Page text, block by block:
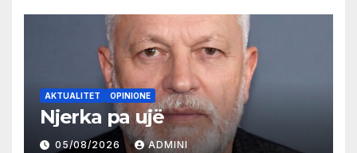
AKTUALITET OPINIONE
Njerka pa ujë
05/08/2026 ADMINI